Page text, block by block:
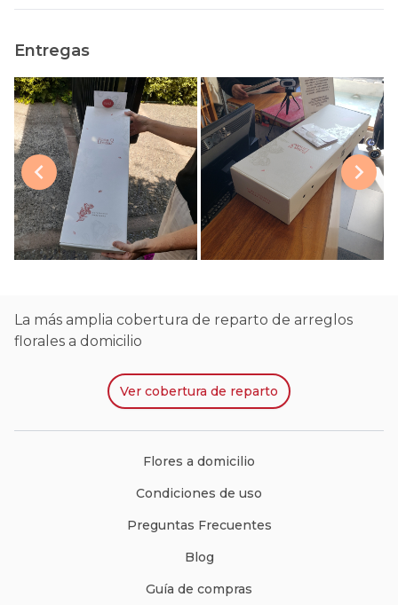
Entregas
La más amplia cobertura de reparto de arreglos
florales a domicilio
Ver cobertura de reparto
Flores a domicilio
Condiciones de uso
Preguntas Frecuentes
Blog
Guía de compras